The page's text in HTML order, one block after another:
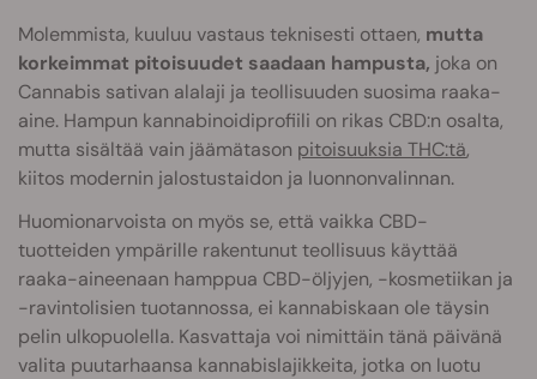
Molemmista, kuuluu vastaus teknisesti ottaen, mutta
korkeimmat pitoisuudet saadaan hampusta, joka on
Cannabis sativan alalaji ja teollisuuden suosima raaka-
aine. Hampun kannabinoidiprofiili on rikas CBD:n osalta,
mutta sisältää vain jäämätason pitoisuuksia THC:tä,
kiitos modernin jalostustaidon ja luonnonvalinnan.
Huomionarvoista on myös se, että vaikka CBD-
tuotteiden ympärille rakentunut teollisuus käyttää
raaka-aineenaan hamppua CBD-öljyjen, -kosmetiikan ja
-ravintolisien tuotannossa, ei kannabiskaan ole täysin
pelin ulkopuolella. Kasvattaja voi nimittäin tänä päivänä
valita puutarhaansa kannabislajikkeita, jotka on luotu